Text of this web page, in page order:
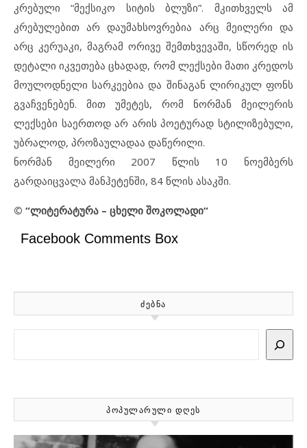
კრებული “მექსიკო სიტის ბლუზი”. მკითხველს ამ
კრებულებით არ დაუმახსოვრებია არც მეილერი და
არც კერუაკი, მაგრამ ორივე შემთხვევაში, სწორედ ის
დეტალი იკვეთება ცხადად, რომ ლექსები მათი კრედოს
მოულოდნელი სარკეებია და შინაგან ლირიკულ ფონს
გვაჩვენებენ. მით უმეტეს, რომ ნორმან მეილერის
ლექსები საერთოდ არ არის პოეტურად სტილიზებული,
უბრალოდ, პროზაულადაა დაწერილი.
ნორმან მეილერი 2007 წლის 10 ნოემბერს
გარდაიცვალა მანჰეტენში, 84 წლის ასაკში.
© “ლიტერატურა – ცხელი შოკოლადი“
Facebook Comments Box
ᲫᲔᲑᲜᲐ
ᲞᲝᲞᲣᲚᲐᲠᲣᲚᲘ ᲓᲦᲔᲡ